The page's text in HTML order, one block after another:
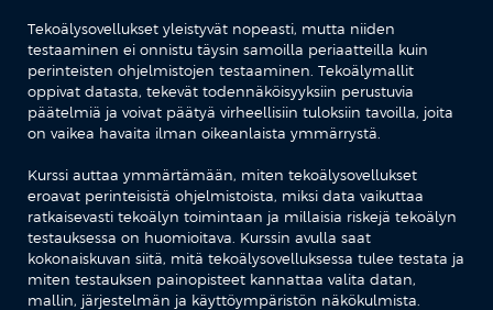
Tekoälysovellukset yleistyvät nopeasti, mutta niiden
testaaminen ei onnistu täysin samoilla periaatteilla kuin
perinteisten ohjelmistojen testaaminen. Tekoälymallit
oppivat datasta, tekevät todennäköisyyksiin perustuvia
päätelmiä ja voivat päätyä virheellisiin tuloksiin tavoilla, joita
on vaikea havaita ilman oikeanlaista ymmärrystä.
Kurssi auttaa ymmärtämään, miten tekoälysovellukset
eroavat perinteisistä ohjelmistoista, miksi data vaikuttaa
ratkaisevasti tekoälyn toimintaan ja millaisia riskejä tekoälyn
testauksessa on huomioitava. Kurssin avulla saat
kokonaiskuvan siitä, mitä tekoälysovelluksessa tulee testata ja
miten testauksen painopisteet kannattaa valita datan,
mallin, järjestelmän ja käyttöympäristön näkökulmista.